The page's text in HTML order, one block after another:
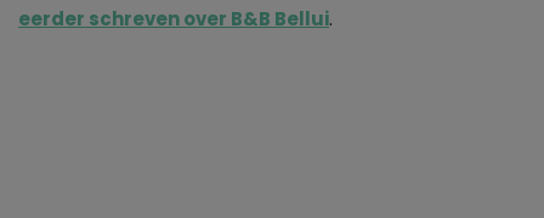
eerder schreven over B&B Bellui.